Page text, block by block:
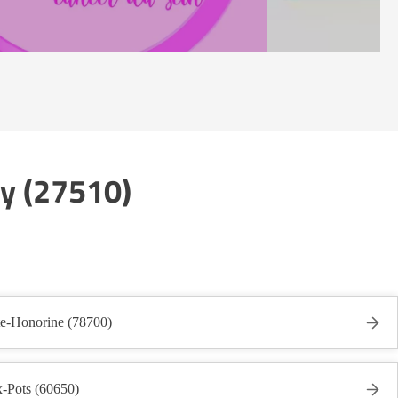
(27510)
Honorine (78700)
Pots (60650)